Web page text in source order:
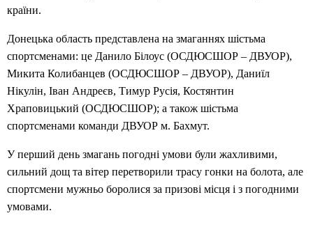
країни.
Донецька область представлена на змаганнях шістьма
спортсменами: це Данило Білоус (ОСДЮСШОР – ДВУОР),
Микита Колибанцев (ОСДЮСШОР – ДВУОР), Даниїл
Нікулін, Іван Андреєв, Тимур Русія, Костянтин
Храповицький (ОСДЮСШОР); а також шістьма
спортсменами команди ДВУОР м. Бахмут.
У перший день змагань погодні умови були жахливими,
сильний дощ та вітер перетворили трасу гонки на болота, але
спортсмени мужньо боролися за призові місця і з погодними
умовами.